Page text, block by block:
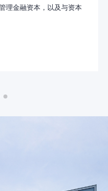
理金融资本，以及与资本